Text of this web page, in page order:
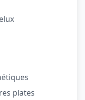
plates